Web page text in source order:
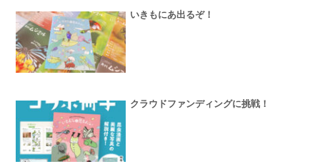
いきもにあ出るぞ！
クラウドファンディングに挑戦！